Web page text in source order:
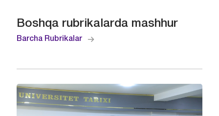
Boshqa rubrikalarda mashhur
Barcha Rubrikalar